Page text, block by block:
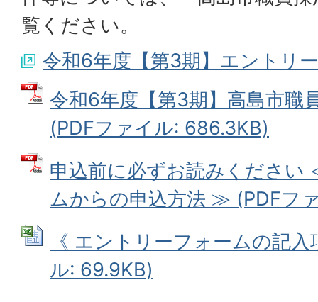
覧ください。
令和6年度【第3期】エントリ
令和6年度【第3期】高島市職
(PDFファイル: 686.3KB)
申込前に必ずお読みくださ
ムからの申込方法 ≫ (PDFフ
《 エントリーフォームの記
ル: 69.9KB)